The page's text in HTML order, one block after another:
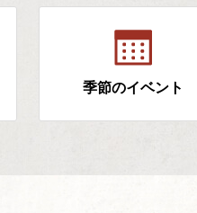
季節のイベント